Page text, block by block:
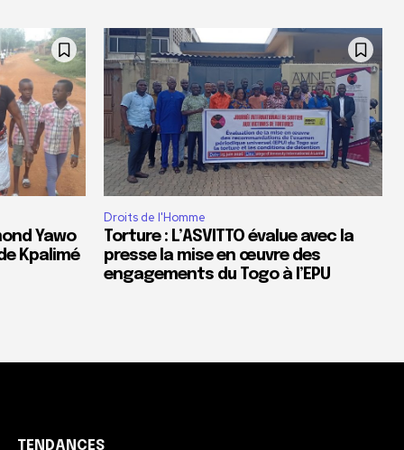
Yawo
Kpalimé
Droits de l'Homme
Torture : L’ASVITTO évalue avec la
presse la mise en œuvre des
engagements du Togo à l’EPU
TENDANCES